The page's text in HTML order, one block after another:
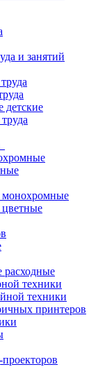
и занятий
детские
монохромные
расходные
техники
техники
принтеров